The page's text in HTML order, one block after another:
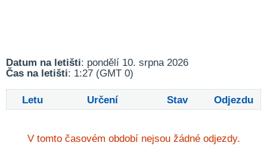
Datum na letišti: pondělí 10. srpna 2026
Čas na letišti: 1:27 (GMT 0)
Letu Určení Stav Odjezdu
V tomto časovém období nejsou žádné odjezdy.